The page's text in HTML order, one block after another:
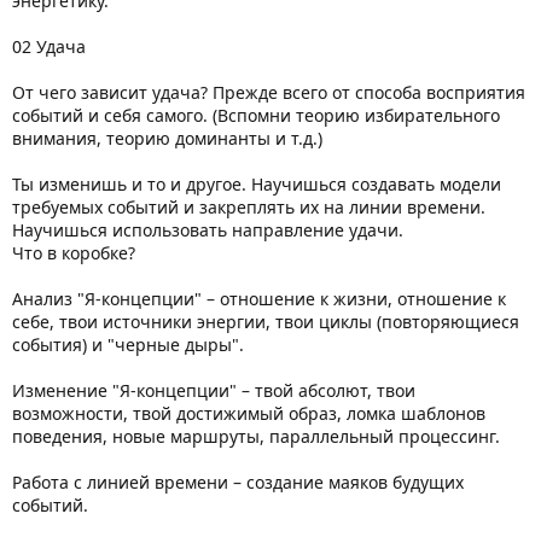
02 Удача
От чего зависит удача? Прежде всего от способа восприятия
событий и себя самого. (Вспомни теорию избирательного
внимания, теорию доминанты и т.д.)
Ты изменишь и то и другое. Научишься создавать модели
требуемых событий и закреплять их на линии времени.
Научишься использовать направление удачи.
Что в коробке?
Анализ "Я-концепции" – отношение к жизни, отношение к
себе, твои источники энергии, твои циклы (повторяющиеся
события) и "черные дыры".
Изменение "Я-концепции" – твой абсолют, твои
возможности, твой достижимый образ, ломка шаблонов
поведения, новые маршруты, параллельный процессинг.
Работа с линией времени – создание маяков будущих
событий.